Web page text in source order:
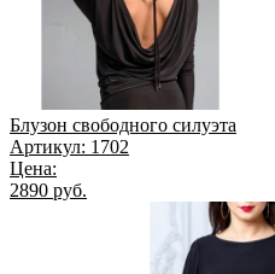
Блузон свободного силуэта
Артикул: 1702
Цена:
2890 руб.